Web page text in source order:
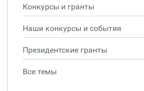
Конкурсы и гранты
Наши конкурсы и события
Президентские гранты
Все темы